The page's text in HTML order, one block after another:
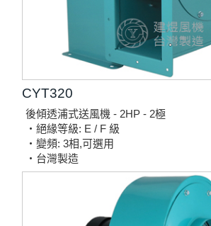
CYT320
後傾透浦式送風機 - 2HP - 2極
‧絕緣等級: E / F 級
‧變頻: 3相,可選用
‧台灣製造